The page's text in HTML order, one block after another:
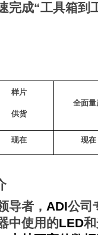
完成“工具箱到
样片
供货
全面量
现在 现在
导者 ， ADI公司
中使用的LED